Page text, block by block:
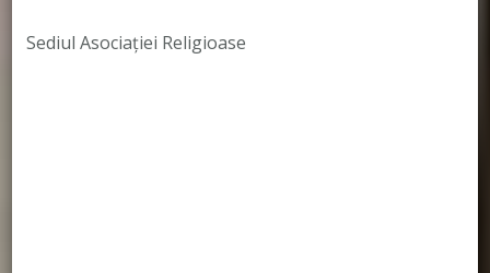
Sediul Asociației Religioase